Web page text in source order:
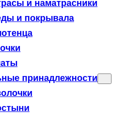
и наматрасники
и покрывала
принадлежности